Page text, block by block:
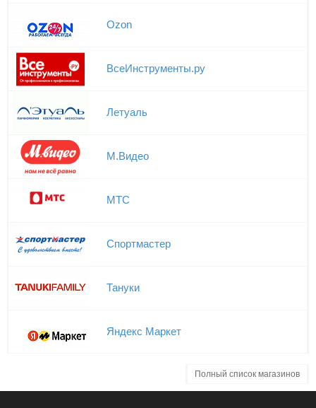
Ozon
ВсеИнструменты.ру
Летуаль
М.Видео
МТС
Спортмастер
Тануки
Яндекс Маркет
Полный список магазинов